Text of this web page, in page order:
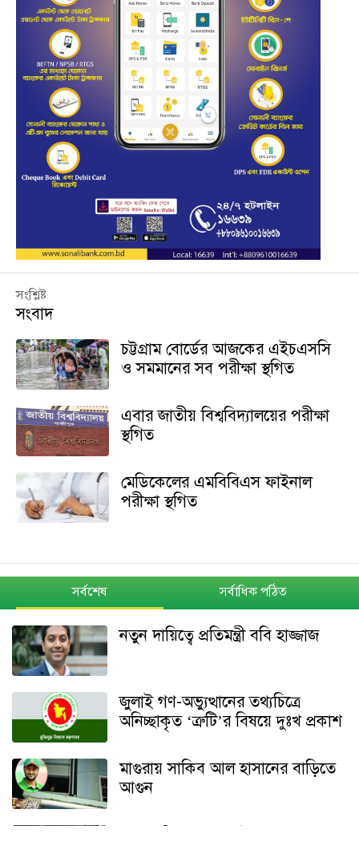
সংশ্লিষ্ট
সংবাদ
চট্টগ্রাম বোর্ডের আজকের এইচএসসি
ও সমমানের সব পরীক্ষা স্থগিত
এবার জাতীয় বিশ্ববিদ্যালয়ের পরীক্ষা
স্থগিত
মেডিকেলের এমবিবিএস ফাইনাল
পরীক্ষা স্থগিত
সর্বশেষ সর্বাধিক পঠিত
নতুন দায়িত্বে প্রতিমন্ত্রী ববি হাজ্জাজ
জুলাই গণ-অভ্যুত্থানের তথ্যচিত্রে
অনিচ্ছাকৃত ‘ত্রুটি’র বিষয়ে দুঃখ প্রকাশ
মাগুরায় সাকিব আল হাসানের বাড়িতে
আগুন